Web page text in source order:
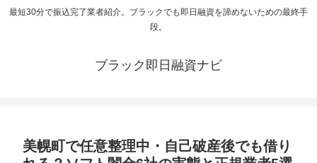
最短30分で振込完了業者紹介。ブラックでも即日融資を諦めないための最終手
段。
ブラック即日融資ナビ
美幌町で任意整理中・自己破産後でも借り